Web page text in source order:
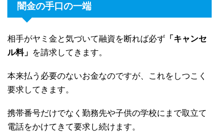
闇金の手口の一端
相手がヤミ金と気づいて融資を断れば必ず 「キャンセ
ル料」 を請求してきます。
本来払う必要のないお金なのですが、これをしつこく
要求してきます。
携帯番号だけでなく勤務先や子供の学校にまで取立て
電話をかけてきて要求し続けます。